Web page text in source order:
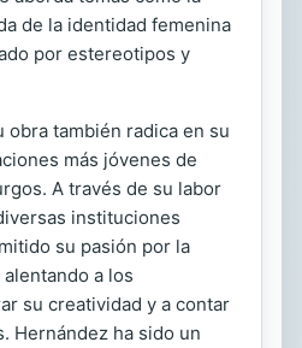
de la identidad femenina
por estereotipos y
obra también radica en su
más jóvenes de
A través de su labor
instituciones
su pasión por la
a los
su creatividad y a contar
Hernández ha sido un